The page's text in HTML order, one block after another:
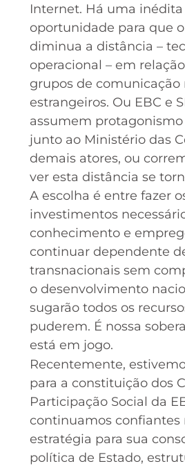
Internet. Há uma
oportunidade para que
diminua a distância –
operacional – em
grupos de comunicação
estrangeiros. Ou EBC e
assumem
junto ao Ministério das
demais atores, ou
ver esta distância se
A escolha é entre fazer
investimentos
conhecimento e
continuar dependente
transnacionais sem
o desenvolvimento
sugarão todos os
puderem. É nossa
está em jogo.
Recentemente,
para a constituição dos
Participação Social da
continuamos confiantes
estratégia para sua
política de Estado,